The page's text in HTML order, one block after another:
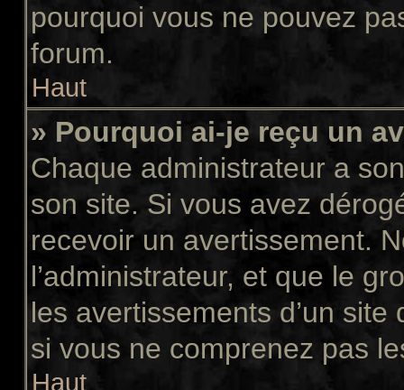
pourquoi vous ne pouvez
forum.
Haut
» Pourquoi ai-je reçu un
Chaque administrateur a
son site. Si vous avez
recevoir un avertissement.
l’administrateur, et que le
les avertissements d’un
si vous ne comprenez pas
Haut